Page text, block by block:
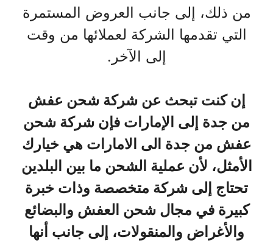
من ذلك، إلى جانب العروض المستمرة
التي تقدمها الشركة لعملائها من وقت
إلى الآخر.
إن كنت تبحث عن شركة شحن عفش
من جدة إلى الإمارات فإن شركة شحن
عفش من جدة الى الامارات هي خيارك
الأمثل، لأن عملية الشحن ما بين البلدين
تحتاج إلى شركة متخصصة وذات خبرة
كبيرة في مجال شحن العفش والبضائع
والأغراض والمنقولات، إلى جانب أنها